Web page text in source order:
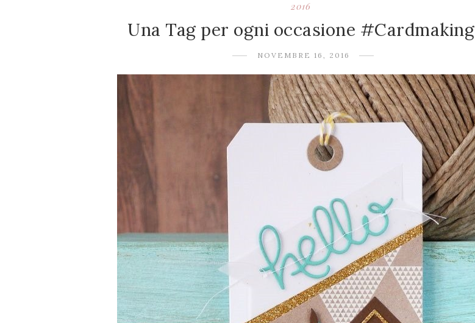
2016
Una Tag per ogni occasione #Cardmaking
NOVEMBRE 16, 2016